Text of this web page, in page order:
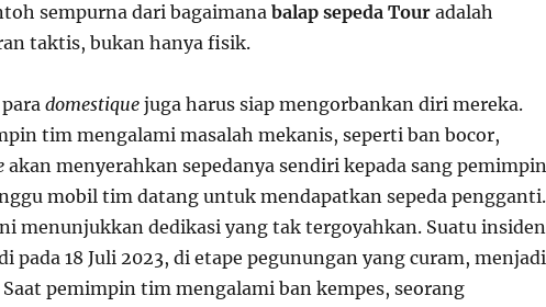
sempurna dari bagaimana balap sepeda Touradalah
taktis, bukan hanya fisik.
domestiquejuga harus siap mengorbankan diri mereka.
tim mengalami masalah mekanis, seperti ban bocor,
akan menyerahkan sepedanya sendiri kepada sang
mobil tim datang untuk mendapatkan sepeda pengganti.
menunjukkan dedikasi yang tak tergoyahkan. Suatu insiden
pada 18 Juli 2023, di etape pegunungan yang curam, menjadi
Saat pemimpin tim mengalami ban kempes, seorang